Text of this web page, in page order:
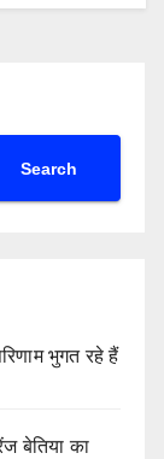
Search
भुगत रहे हैं
बेतिया का